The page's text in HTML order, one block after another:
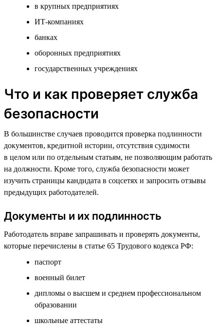
в крупных предприятиях
ИТ-компаниях
банках
оборонных предприятиях
государственных учреждениях
Что и как проверяет служба
безопасности
В большинстве случаев проводится проверка подлинности
документов, кредитной истории, отсутствия судимости
в целом или по отдельным статьям, не позволяющим работать
на должности. Кроме того, служба безопасности может
изучить страницы кандидата в соцсетях и запросить отзывы
предыдущих работодателей.
Документы и их подлинность
Работодатель вправе запрашивать и проверять документы,
которые перечислены в статье 65 Трудового кодекса РФ:
паспорт
военный билет
дипломы о высшем и среднем профессиональном
образовании
школьные аттестаты